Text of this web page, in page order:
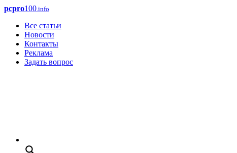
pcpro100.info
Все статьи
Новости
Контакты
Реклама
Задать вопрос